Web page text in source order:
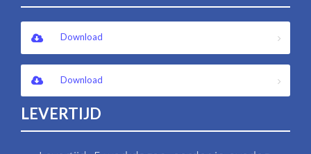
Download
Download
LEVERTIJD